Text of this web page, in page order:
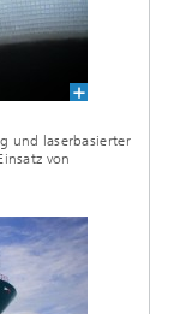
und laserbasierter
von